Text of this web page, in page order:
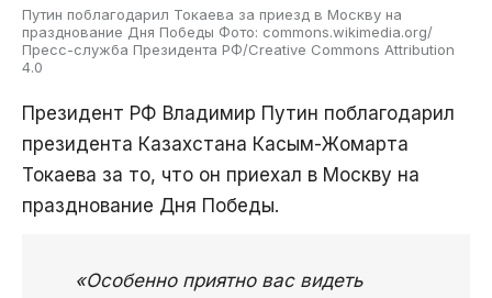
Путин поблагодарил Токаева за приезд в Москву на
празднование Дня Победы Фото: commons.wikimedia.org/
Пресс-служба Президента РФ/Creative Commons Attribution
4.0
Президент РФ Владимир Путин поблагодарил
президента Казахстана Касым-Жомарта
Токаева за то, что он приехал в Москву на
празднование Дня Победы.
«Особенно приятно вас видеть